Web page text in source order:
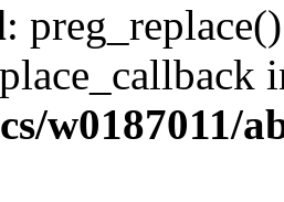
:
w0187011/